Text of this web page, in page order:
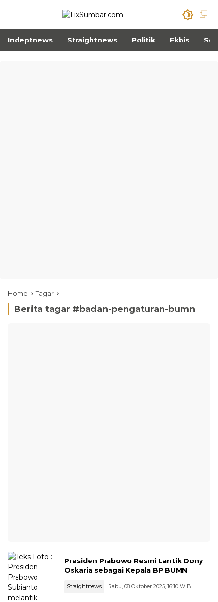
Indeptnews Straightnews Politik Ekbis
Home Tagar
Berita tagar #badan-pengaturan-bumn
Presiden Prabowo Resmi Lantik Dony
Oskaria sebagai Kepala BP BUMN
Straightnews Rabu, 08 Oktober 2025, 16:10 WIB